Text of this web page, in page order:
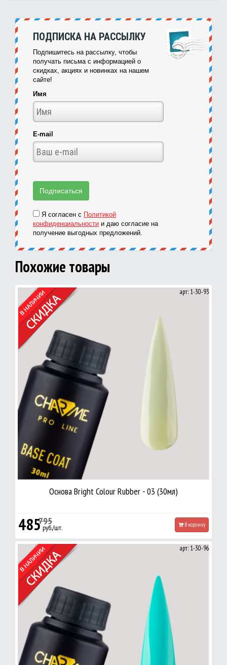
ПОДПИСКА НА РАССЫЛКУ
Подпишитесь на рассылку, чтобы
получать письма с информацией о
скидках, акциях и новинках на нашем
сайте!
Имя
E-mail
Я согласен с Политикой
конфиденциальности и даю согласие на
получение выгодных предложений.
Похожие товары
арт: 1-30-93
795
Основа Bright Colour Rubber - 03 (30мл)
485руб./шт. В корзину
арт: 1-30-96